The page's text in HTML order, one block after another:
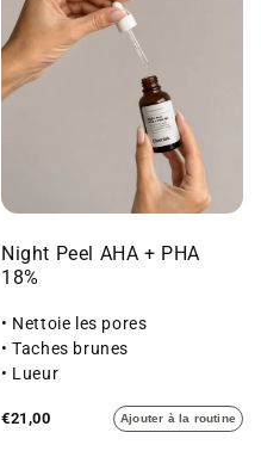
Night Peel AHA + PHA
18%
• Nettoie les pores
• Taches brunes
• Lueur
€21,00 Ajouter à la routine